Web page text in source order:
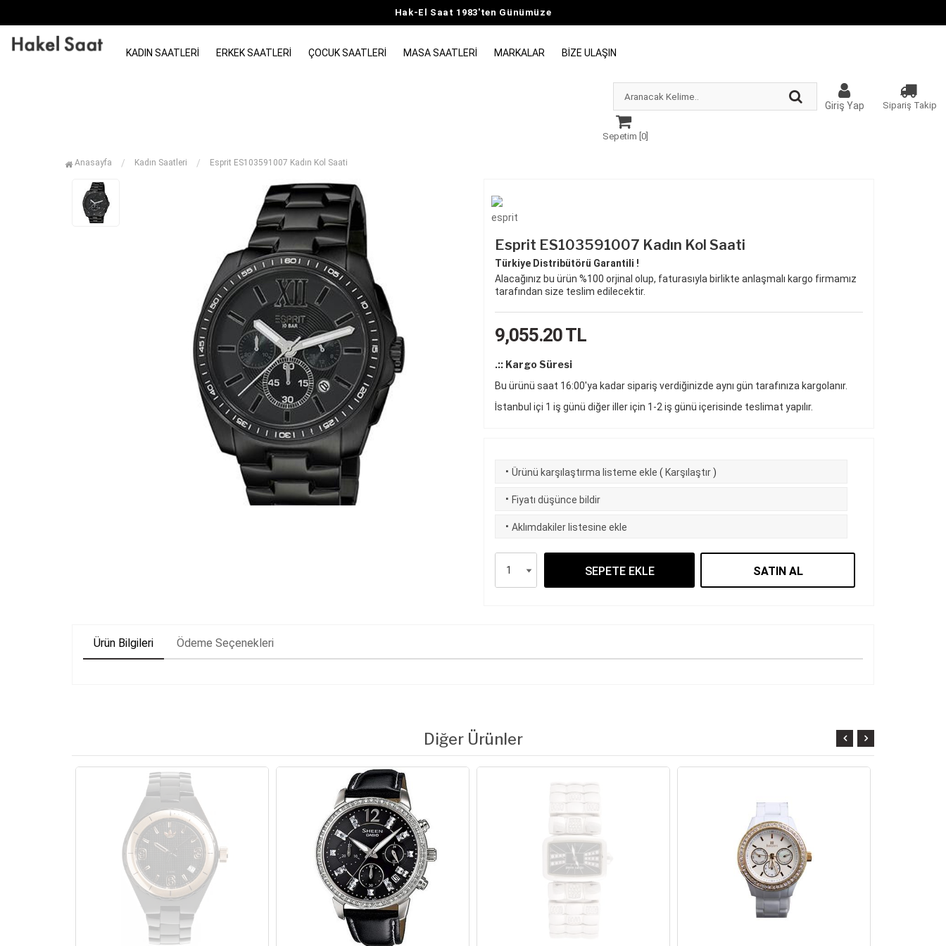
Hak-El Saat 1983'ten Günümüze
KADIN SAATLERI ERKEK SAATLERI ÇOCUK SAATLERI MASA SAATLERI MARKALAR BIZE ULAŞIN
Giriş Yap Sipariş Takip
Sepetim [ 0]
Anasayfa Kadın Saatleri Esprit ES103591007 Kadın Kol Saati
Esprit ES103591007 Kadın Kol Saati
Türkiye Distribütörü Garantili !
Alacağınız bu ürün %100 orjinal olup, faturasıyla birlikte anlaşmalı kargo firmamız
tarafından size teslim edilecektir.
9,055.20TL
.:: Kargo Süresi
Bu ürünü saat 16:00'ya kadar sipariş verdiğinizde aynı gün tarafınıza kargolanır.
İstanbul içi 1 iş günü diğer iller için 1-2 iş günü içerisinde teslimat yapılır.
· Ürünü karşılaştırma listeme ekle ( Karşılaştır )
· Fiyatı düşünce bildir
· Aklımdakiler listesine ekle
SEPETE EKLE SATIN AL
Ürün Bilgileri Ödeme Seçenekleri
Diğer Ürünler